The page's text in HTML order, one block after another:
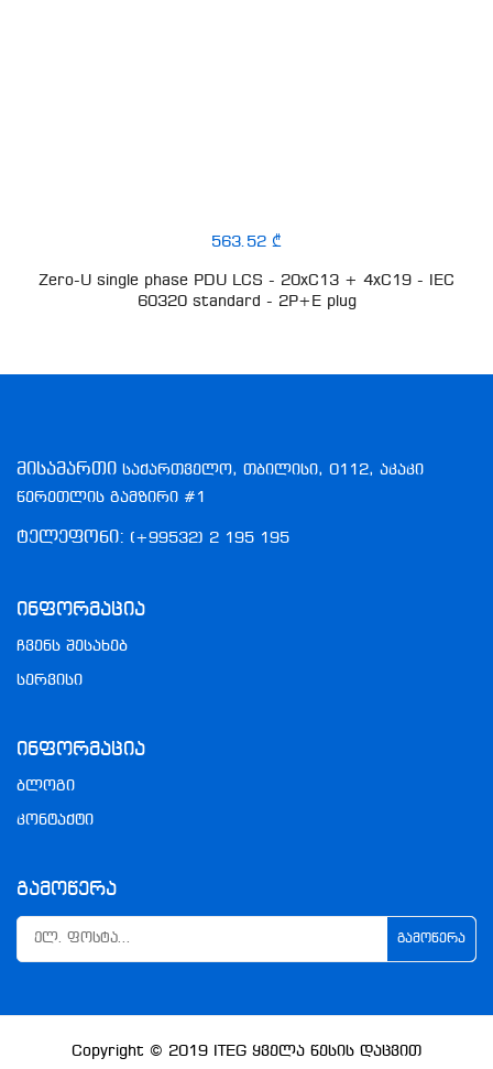
563.52 ₾
Zero-U single phase PDU LCS - 20xC13 + 4xC19 - IEC
60320 standard - 2P+E plug
მისამართი საქართველო, თბილისი, 0112, აკაკი
წერეთლის გამზირი #1
ტელეფონი: (+99532) 2 195 195
Ინფორმაცია
ჩვენს შესახებ
სერვისი
Ინფორმაცია
ბლოგი
კონტაქტი
Გამოწერა
ᲒᲐᲛᲝᲬᲔᲠᲐ
Copyright © 2019 ITEG Ყველა Წესის Დაცვით